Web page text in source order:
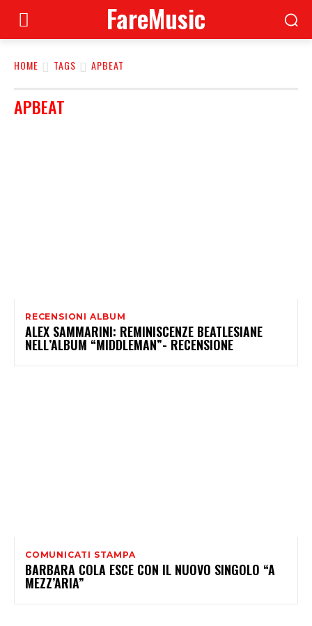
FareMusic
HOME TAGS APBEAT
APBEAT
RECENSIONI ALBUM
ALEX SAMMARINI: REMINISCENZE BEATLESIANE
NELL’ALBUM “MIDDLEMAN”- RECENSIONE
COMUNICATI STAMPA
BARBARA COLA ESCE CON IL NUOVO SINGOLO “A
MEZZ’ARIA”